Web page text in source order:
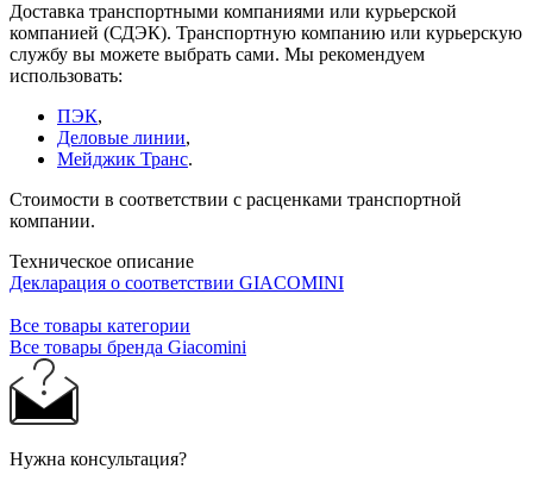
Доставка транспортными компаниями или курьерской
компанией (СДЭК). Транспортную компанию или курьерскую
службу вы можете выбрать сами. Мы рекомендуем
использовать:
ПЭК,
Деловые линии,
Мейджик Транс.
Стоимости в соответствии с расценками транспортной
компании.
Техническое описание
Декларация о соответствии GIACOMINI
Все товары категории
Все товары бренда Giacomini
Нужна консультация?